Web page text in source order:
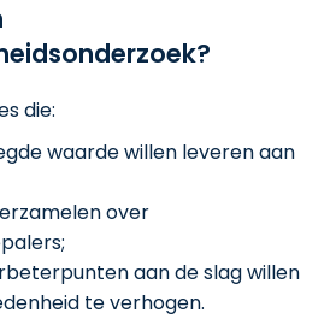
die:
waarde willen leveren aan
over
aan de slag willen
te verhogen.